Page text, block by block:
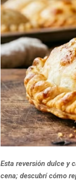
Esta reversión dulce y
cena; descubrí cómo